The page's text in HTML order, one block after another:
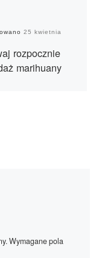
25 kwietnia
rozpocznie
marihuany
Wymagane pola